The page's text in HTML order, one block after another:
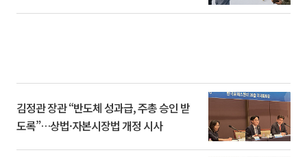
김정관 장관 “반도체 성과급, 주총 승인 받
도록”…상법·자본시장법 개정 시사